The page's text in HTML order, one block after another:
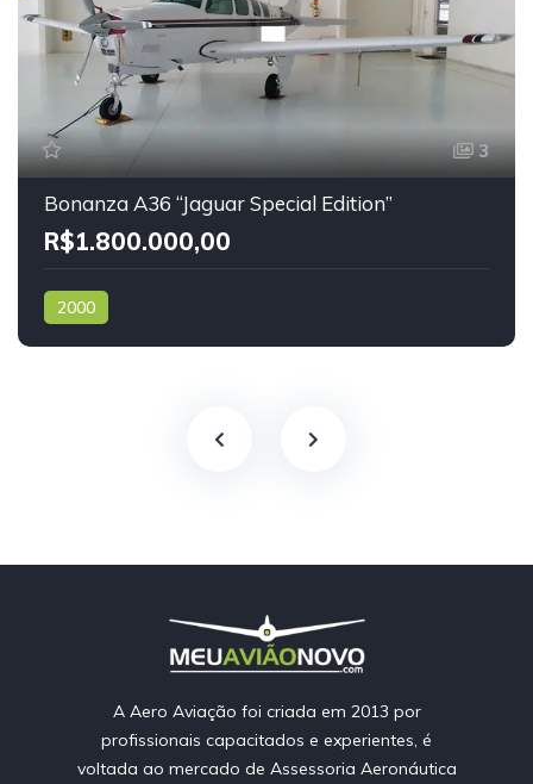
3
Bonanza A36 “Jaguar Special Edition”
R$1.800.000,00
2000
A Aero Aviação foi criada em 2013 por
profissionais capacitados e experientes, é
voltada ao mercado de Assessoria Aeronáutica